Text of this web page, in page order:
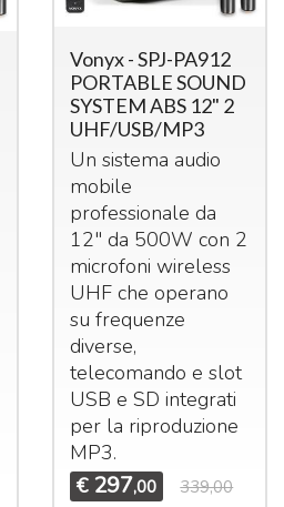
Vonyx - SPJ-PA912
PORTABLE SOUND
SYSTEM ABS 12" 2
UHF/USB/MP3
Un sistema audio
mobile
professionale da
12" da 500W con 2
microfoni wireless
UHF che operano
su frequenze
diverse,
telecomando e slot
USB e SD integrati
per la riproduzione
MP3.
€ 297,00 339,00